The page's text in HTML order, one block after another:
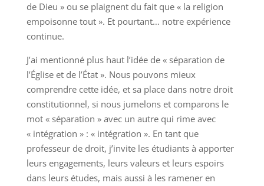
de Dieu » ou se plaignent du fait que « la religion
empoisonne tout ». Et pourtant… notre expérience
continue.
J’ai mentionné plus haut l’idée de « séparation de
l’Église et de l’État ». Nous pouvons mieux
comprendre cette idée, et sa place dans notre droit
constitutionnel, si nous jumelons et comparons le
mot « séparation » avec un autre qui rime avec
« intégration » : « intégration ». En tant que
professeur de droit, j’invite les étudiants à apporter
leurs engagements, leurs valeurs et leurs espoirs
dans leurs études, mais aussi à les ramener en